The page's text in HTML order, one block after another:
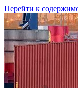
Перейти к